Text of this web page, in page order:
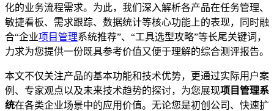
化的业务流程需求。为此，我们深入解析各产品在任务管理、
敏捷看板、需求跟踪、数据统计等核心功能上的表现，同时融
合“企业项目管理系统推荐”、“工具选型攻略”等长尾关键词，
力求为您提供一份既具参考价值又便于理解的综合测评报告。
本文不仅关注产品的基本功能和技术优势，更通过实际用户案
例、专家观点以及未来技术趋势的探讨，为您展现项目管理系
统在各类企业场景中的应用价值。无论您是初创公司、快速扩